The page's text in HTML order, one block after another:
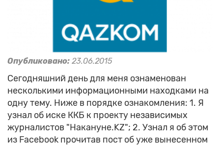
Опубликовано: 23.06.2015
Сегодняшний день для меня ознаменован
несколькими информационными находками на
одну тему. Ниже в порядке ознакомления: 1. Я
узнал об иске ККБ к проекту независимых
журналистов "Накануне.KZ"; 2. Узнал я об этом
из Facebook прочитав пост об уже вынесенном